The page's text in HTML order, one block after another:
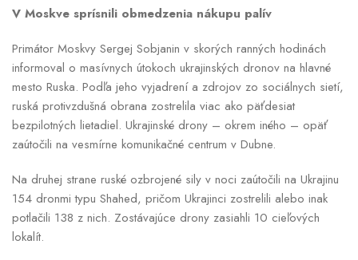
V Moskve sprísnili obmedzenia nákupu palív
Primátor Moskvy Sergej Sobjanin v skorých ranných hodinách
informoval o masívnych útokoch ukrajinských dronov na hlavné
mesto Ruska. Podľa jeho vyjadrení a zdrojov zo sociálnych sietí,
ruská protivzdušná obrana zostrelila viac ako päťdesiat
bezpilotných lietadiel. Ukrajinské drony – okrem iného – opäť
zaútočili na vesmírne komunikačné centrum v Dubne.
Na druhej strane ruské ozbrojené sily v noci zaútočili na Ukrajinu
154 dronmi typu Shahed, pričom Ukrajinci zostrelili alebo inak
potlačili 138 z nich. Zostávajúce drony zasiahli 10 cieľových
lokalít.